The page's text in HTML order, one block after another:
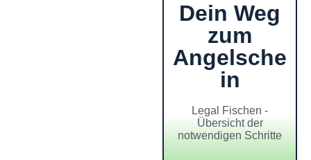
Dein Weg
zum
Angelsche
in
Legal Fischen -
Übersicht der
notwendigen Schritte